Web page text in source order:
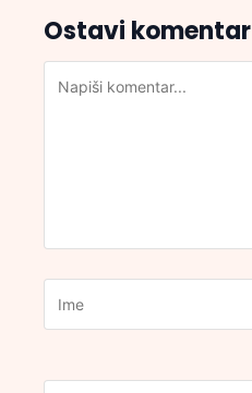
Ostavi komentar